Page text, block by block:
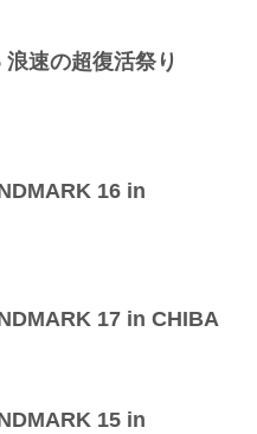
浪速の超復活祭り
16 in
17 in CHIBA
15 in